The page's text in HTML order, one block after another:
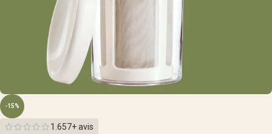
-15%
1.657+ avis